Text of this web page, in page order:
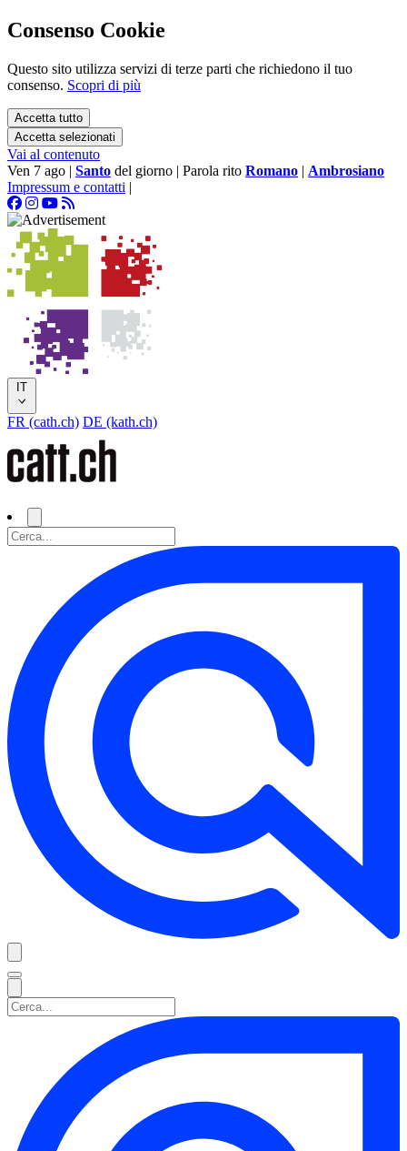
Consenso Cookie
Questo sito utilizza servizi di terze parti che richiedono il tuo
consenso. Scopri di più
Accetta tutto
Accetta selezionati
Vai al contenuto
Ven 7 ago | Santo del giorno | Parola rito Romano | Ambrosiano
Impressum e contatti |
IT
FR (cath.ch) DE (kath.ch)